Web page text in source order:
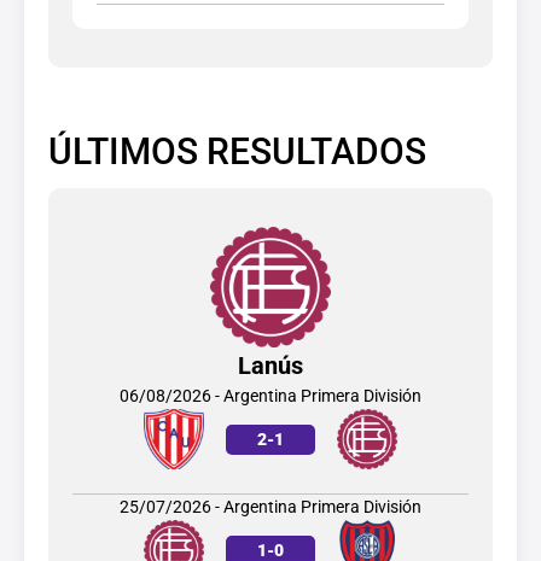
ÚLTIMOS RESULTADOS
Lanús
06/08/2026 - Argentina Primera División
2-1
25/07/2026 - Argentina Primera División
1-0